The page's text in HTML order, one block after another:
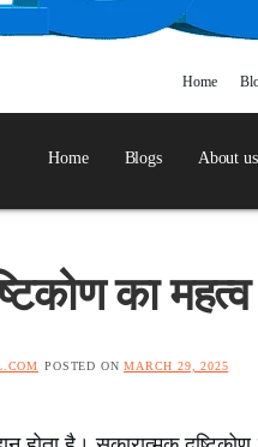
Home
Home Blogs About us
का महत्व
POSTED ONMARCH 29, 2025